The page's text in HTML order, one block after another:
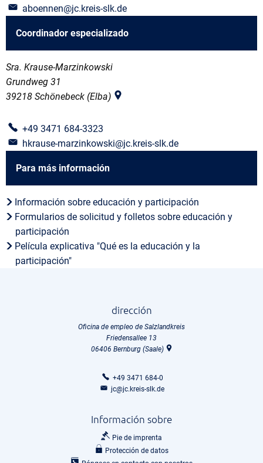
aboennen@jc.kreis-slk.de
Coordinador especializado
Sra. Krause-Marzinkowski
Grundweg 31
39218 Schönebeck (Elba)
+49 3471 684-3323
hkrause-marzinkowski@jc.kreis-slk.de
Para más información
Información sobre educación y participación
Formularios de solicitud y folletos sobre educación y
participación
Película explicativa "Qué es la educación y la
participación"
dirección
Oficina de empleo de Salzlandkreis
Friedensallee 13
06406 Bernburg (Saale)
+49 3471 684-0
jc@jc.kreis-slk.de
Información sobre
Pie de imprenta
Protección de datos